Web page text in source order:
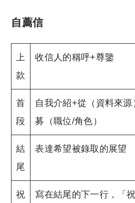
自薦信
上
款
收信人的稱呼+尊鑒
首
段
自我介紹+從（資料來
募（職位/角色）
結
尾
表達希望被錄取的展望
祝
寫在結尾的下一行，「